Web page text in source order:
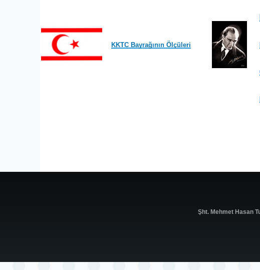
KKTC Bayrağının Ölçüleri
Şht. Mehmet Hasan